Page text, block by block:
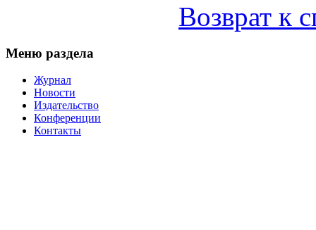
Возврат к
Меню раздела
Журнал
Новости
Издательство
Конференции
Контакты